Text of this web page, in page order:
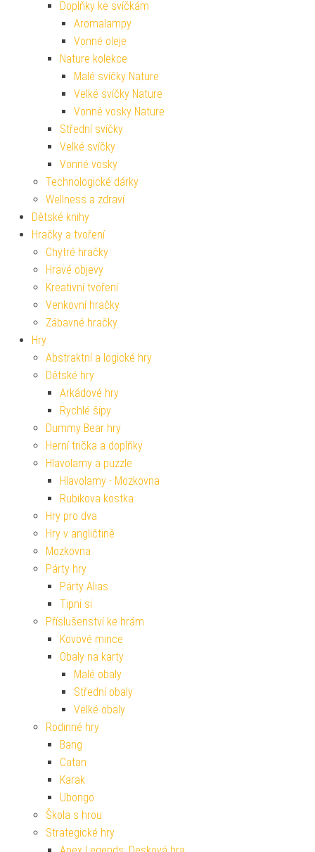
Doplňky ke svíčkám
Aromalampy
Vonné oleje
Nature kolekce
Malé svíčky Nature
Velké svíčky Nature
Vonné vosky Nature
Střední svíčky
Velké svíčky
Vonné vosky
Technologické dárky
Wellness a zdraví
Dětské knihy
Hračky a tvoření
Chytré hračky
Hravé objevy
Kreativní tvoření
Venkovní hračky
Zábavné hračky
Hry
Abstraktní a logické hry
Dětské hry
Arkádové hry
Rychlé šípy
Dummy Bear hry
Herní trička a doplňky
Hlavolamy a puzzle
Hlavolamy - Mozkovna
Rubikova kostka
Hry pro dva
Hry v angličtině
Mozkovna
Párty hry
Párty Alias
Tipni si
Příslušenství ke hrám
Kovové mince
Obaly na karty
Malé obaly
Střední obaly
Velké obaly
Rodinné hry
Bang
Catan
Karak
Ubongo
Škola s hrou
Strategické hry